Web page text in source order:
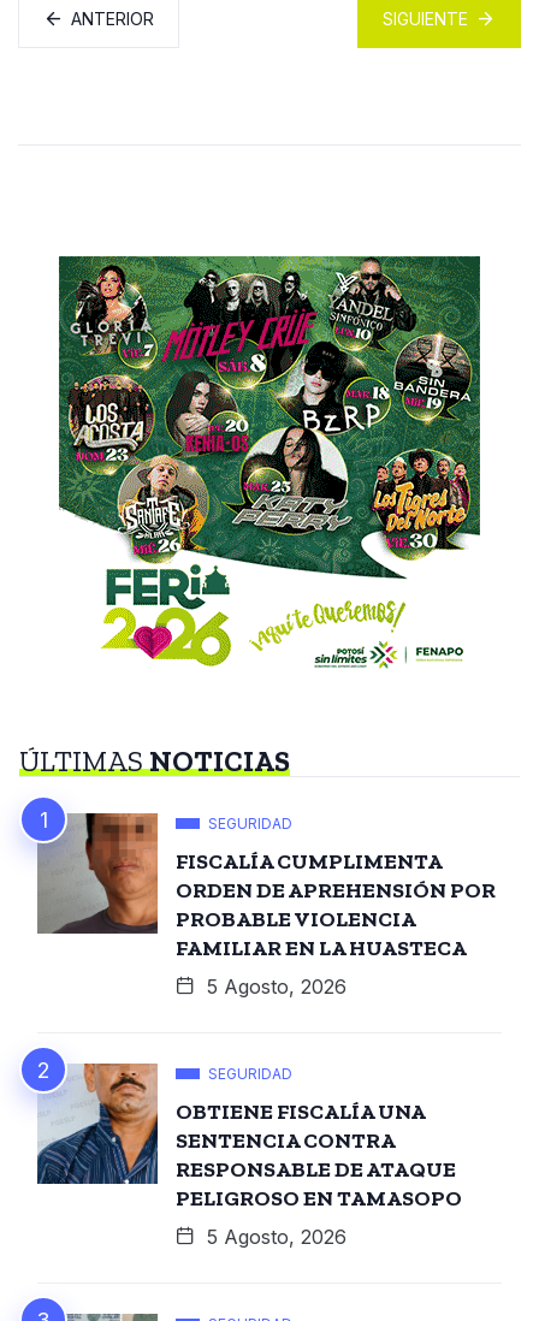
ANTERIOR SIGUIENTE
ÚLTIMASNOTICIAS
SEGURIDAD
FISCALÍA CUMPLIMENTA
ORDEN DE APREHENSIÓN POR
PROBABLE VIOLENCIA
FAMILIAR EN LA HUASTECA
5 Agosto, 2026
SEGURIDAD
OBTIENE FISCALÍA UNA
SENTENCIA CONTRA
RESPONSABLE DE ATAQUE
PELIGROSO EN TAMASOPO
5 Agosto, 2026